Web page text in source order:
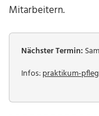
Mitarbeitern.
Nächster Termin:
Infos:praktikum-